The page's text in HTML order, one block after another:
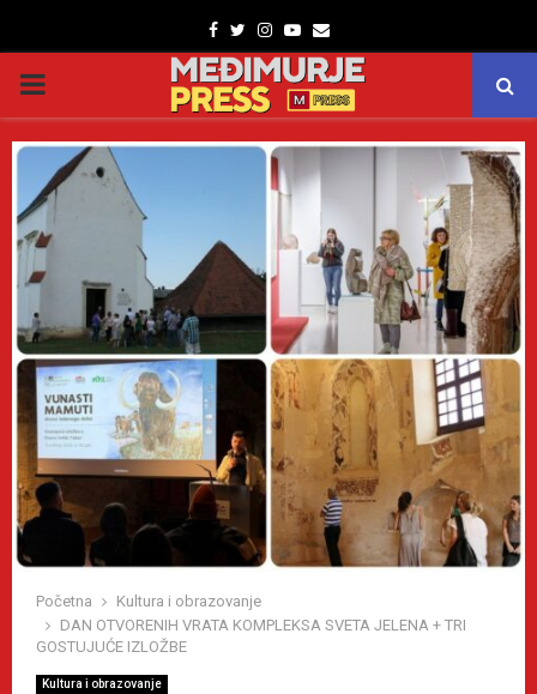
Facebook
TwitterInstagram
Youtube
Email
PRIMARY
MENU
Početna
Kultura i obrazovanje
DAN OTVORENIH VRATA KOMPLEKSA SVETA JELENA + TRI
GOSTUJUĆE IZLOŽBE
Kultura i obrazovanje